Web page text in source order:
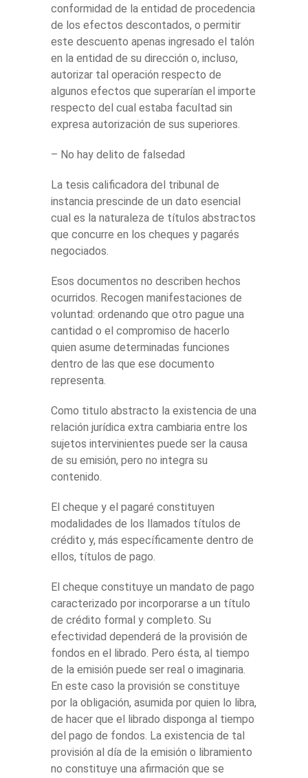
conformidad de la entidad de procedencia
de los efectos descontados, o permitir
este descuento apenas ingresado el talón
en la entidad de su dirección o, incluso,
autorizar tal operación respecto de
algunos efectos que superarían el importe
respecto del cual estaba facultad sin
expresa autorización de sus superiores.
– No hay delito de falsedad
La tesis calificadora del tribunal de
instancia prescinde de un dato esencial
cual es la naturaleza de títulos abstractos
que concurre en los cheques y pagarés
negociados.
Esos documentos no describen hechos
ocurridos. Recogen manifestaciones de
voluntad: ordenando que otro pague una
cantidad o el compromiso de hacerlo
quien asume determinadas funciones
dentro de las que ese documento
representa.
Como titulo abstracto la existencia de una
relación jurídica extra cambiaria entre los
sujetos intervinientes puede ser la causa
de su emisión, pero no integra su
contenido.
El cheque y el pagaré constituyen
modalidades de los llamados títulos de
crédito y, más específicamente dentro de
ellos, títulos de pago.
El cheque constituye un mandato de pago
caracterizado por incorporarse a un título
de crédito formal y completo. Su
efectividad dependerá de la provisión de
fondos en el librado. Pero ésta, al tiempo
de la emisión puede ser real o imaginaria.
En este caso la provisión se constituye
por la obligación, asumida por quien lo libra,
de hacer que el librado disponga al tiempo
del pago de fondos. La existencia de tal
provisión al día de la emisión o libramiento
no constituye una afirmación que se